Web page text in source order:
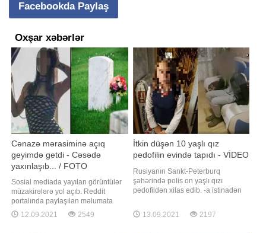
Facebookda Paylaş
Oxşar xəbərlər
Cənazə mərasiminə açıq
geyimdə getdi - Cəsədə
yaxınlaşıb... / FOTO
Sosial mediada yayılan görüntülər
müzakirələrə yol açıb. Reddit
portalında paylaşılan məlumata
görə, qız babasının cənazə
mərasiminə açıq geyimdə qatılıb.
12.09.2021 2549
İtkin düşən 10 yaşlı qız
pedofilin evində tapıdı - VİDEO
Rusiyanın Sankt-Peterburq
şəhərində polis on yaşlı qızı
pedofildən xilas edib. -a istinadən
sentyabrın 9 -da axşam saatlarında
məktəbli qızın atası Leninqrad
13.09.2021 2197